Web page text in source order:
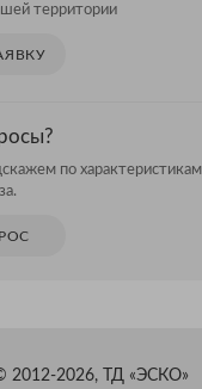
территории
по
2012-2026, ТД «ЭСКО»